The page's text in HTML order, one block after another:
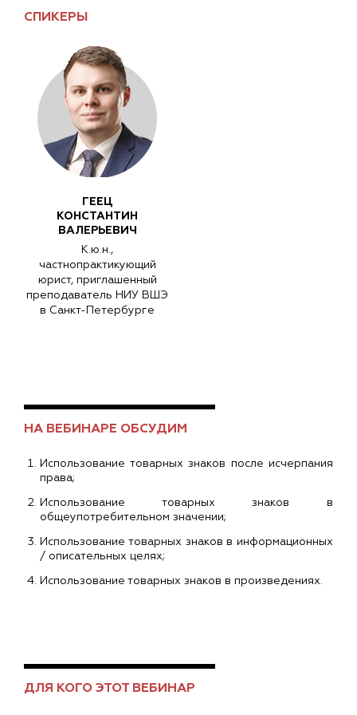
СПИКЕРЫ
ГЕЕЦ
КОНСТАНТИН
ВАЛЕРЬЕВИЧ
К.ю.н.,
частнопрактикующий
юрист, приглашенный
преподаватель НИУ ВШЭ
в Санкт-Петербурге
НА ВЕБИНАРЕ ОБСУДИМ
Использование товарных знаков после исчерпания
права;
Использование товарных знаков в
общеупотребительном значении;
Использование товарных знаков в информационных
/ описательных целях;
Использование товарных знаков в произведениях.
ДЛЯ КОГО ЭТОТ ВЕБИНАР